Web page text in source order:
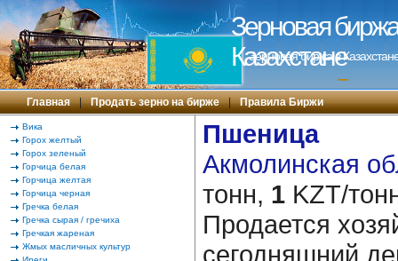
Зерновая
Казахстане
Зерновая биржа в
---
Главная | Продать зерно на бирже | Правила Биржи
Вика
Горох желтый
Горох зеленый
Горчица белая
Горчица желтая
Горчица черная
Гречка белая
Гречка сырая / гречиха
Гречкая жареная
Жмых масличных культур
Пшеница
Акмолинская
тонн, 1 KZT/
Продается
сегодняшний